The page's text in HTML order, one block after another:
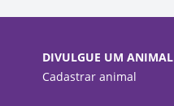
DIVULGUE UM ANIMAL
Cadastrar animal